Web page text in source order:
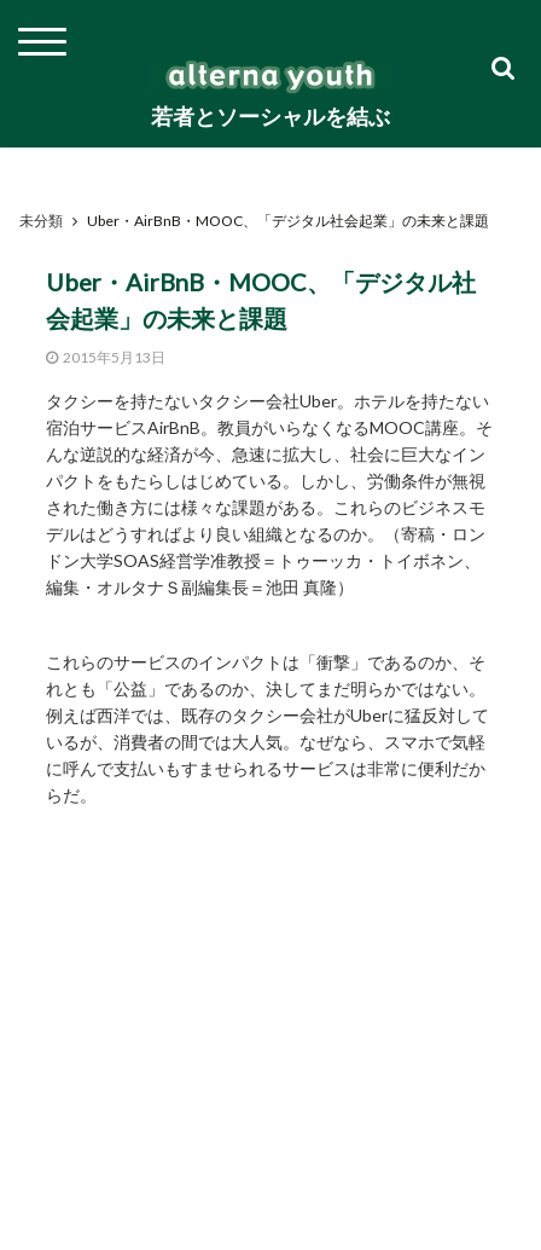
若者とソーシャルを結ぶ
未分類 Uber・AirBnB・MOOC、「デジタル社会起業」の未来と課題
Uber・AirBnB・MOOC、「デジタル社
会起業」の未来と課題
2015年5月13日
タクシーを持たないタクシー会社Uber。ホテルを持たない
宿泊サービスAirBnB。教員がいらなくなるMOOC講座。そ
んな逆説的な経済が今、急速に拡大し、社会に巨大なイン
パクトをもたらしはじめている。しかし、労働条件が無視
された働き方には様々な課題がある。これらのビジネスモ
デルはどうすればより良い組織となるのか。（寄稿・ロン
ドン大学SOAS経営学准教授＝トゥーッカ・トイボネン、
編集・オルタナＳ副編集長＝池田 真隆）
これらのサービスのインパクトは「衝撃」であるのか、そ
れとも「公益」であるのか、決してまだ明らかではない。
例えば西洋では、既存のタクシー会社がUberに猛反対して
いるが、消費者の間では大人気。なぜなら、スマホで気軽
に呼んで支払いもすませられるサービスは非常に便利だか
らだ。